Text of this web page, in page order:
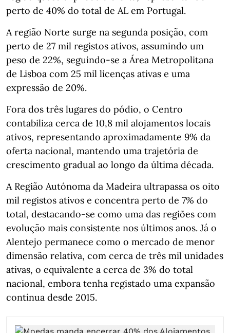
perto de 40% do total de AL em Portugal.
A região Norte surge na segunda posição, com
perto de 27 mil registos ativos, assumindo um
peso de 22%, seguindo-se a Área Metropolitana
de Lisboa com 25 mil licenças ativas e uma
expressão de 20%.
Fora dos três lugares do pódio, o Centro
contabiliza cerca de 10,8 mil alojamentos locais
ativos, representando aproximadamente 9% da
oferta nacional, mantendo uma trajetória de
crescimento gradual ao longo da última década.
A Região Autónoma da Madeira ultrapassa os oito
mil registos ativos e concentra perto de 7% do
total, destacando-se como uma das regiões com
evolução mais consistente nos últimos anos. Já o
Alentejo permanece como o mercado de menor
dimensão relativa, com cerca de três mil unidades
ativas, o equivalente a cerca de 3% do total
nacional, embora tenha registado uma expansão
contínua desde 2015.